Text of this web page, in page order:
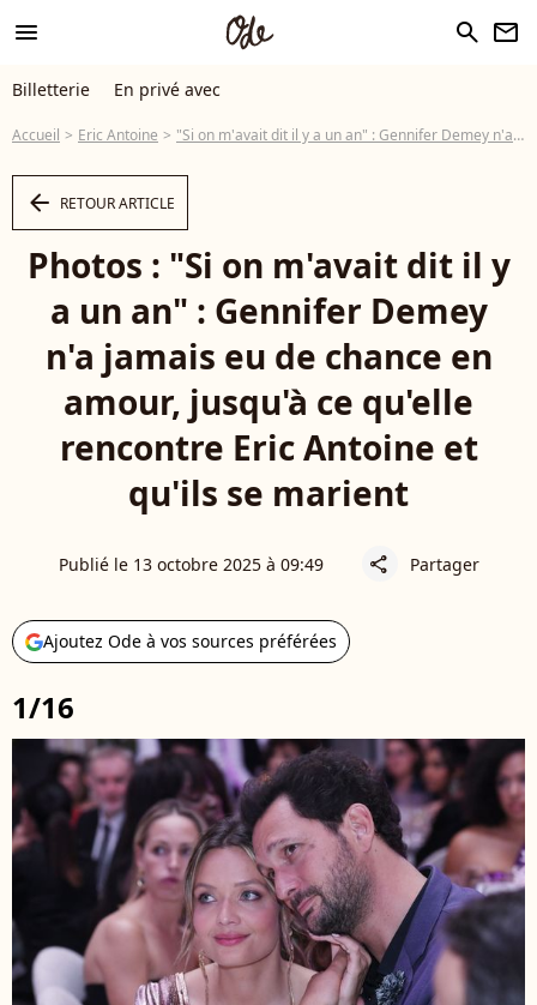
menu search newsletter
Billetterie En privé avec
Accueil Eric Antoine "Si on m'avait dit il y a un an" : Gennifer Demey n'a jamais eu de chance en amour, jusqu'à ce qu'elle rencontre Eric Antoine et qu'ils se marient
arrow_left RETOUR ARTICLE
Photos : "Si on m'avait dit il y
a un an" : Gennifer Demey
n'a jamais eu de chance en
amour, jusqu'à ce qu'elle
rencontre Eric Antoine et
qu'ils se marient
Publié le 13 octobre 2025 à 09:49 share Partager
Ajoutez Ode à vos sources préférées
1/16